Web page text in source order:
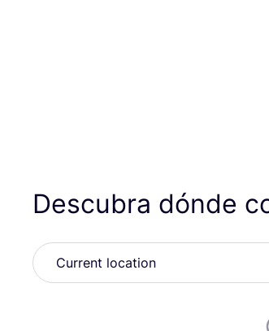
Descubra dónde